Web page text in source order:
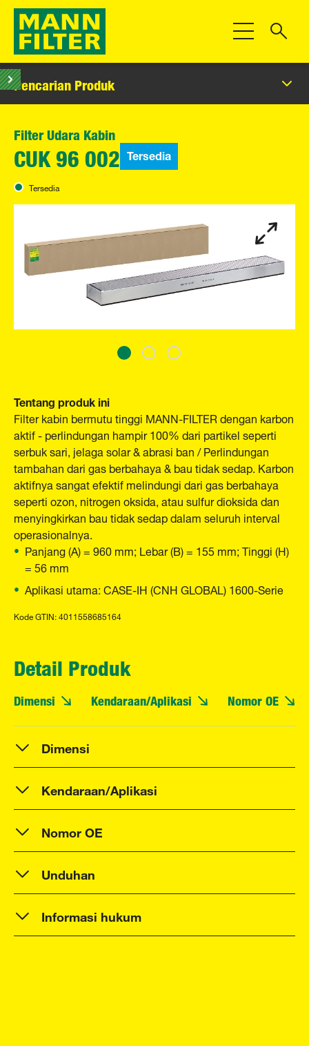
Beralih
Pencarian Produk
Filter Udara Kabin
CUK 96 002 Tersedia
Tersedia
Tentang produk ini
Filter kabin bermutu tinggi MANN-FILTER dengan karbon
aktif - perlindungan hampir 100% dari partikel seperti
serbuk sari, jelaga solar & abrasi ban / Perlindungan
tambahan dari gas berbahaya & bau tidak sedap. Karbon
aktifnya sangat efektif melindungi dari gas berbahaya
seperti ozon, nitrogen oksida, atau sulfur dioksida dan
menyingkirkan bau tidak sedap dalam seluruh interval
operasionalnya.
Panjang (A) = 960 mm; Lebar (B) = 155 mm; Tinggi (H)
= 56 mm
Aplikasi utama: CASE-IH (CNH GLOBAL) 1600-Serie
Kode GTIN: 4011558685164
Detail Produk
Dimensi Kendaraan/Aplikasi Nomor OE
Dimensi
Kendaraan/Aplikasi
Nomor OE
Unduhan
Informasi hukum